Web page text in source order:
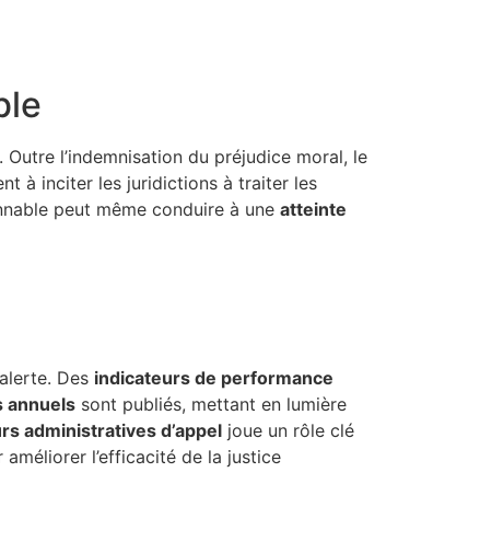
Outre l’indemnisation du préjudice moral, le
à inciter les juridictions à traiter les
peut même conduire à une atteinte
Des indicateurs de performance
annuels sont publiés, mettant en lumière
administratives d’appel joue un rôle clé
l’efficacité de la justice